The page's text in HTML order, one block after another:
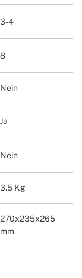
3-4
8
Nein
Ja
Nein
3.5 Kg
270x235x265
mm